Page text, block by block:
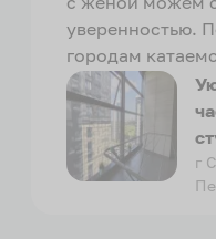
уверенностью.
городам
только в России.
отличном
апартаментов
человек, всегда
договориться,
г